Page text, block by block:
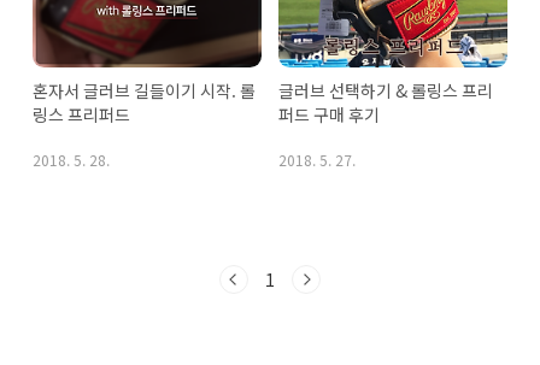
혼자서 글러브 길들이기 시작. 롤
링스 프리퍼드
2018. 5. 28.
글러브 선택하기 & 롤링스 프리
퍼드 구매 후기
2018. 5. 27.
1